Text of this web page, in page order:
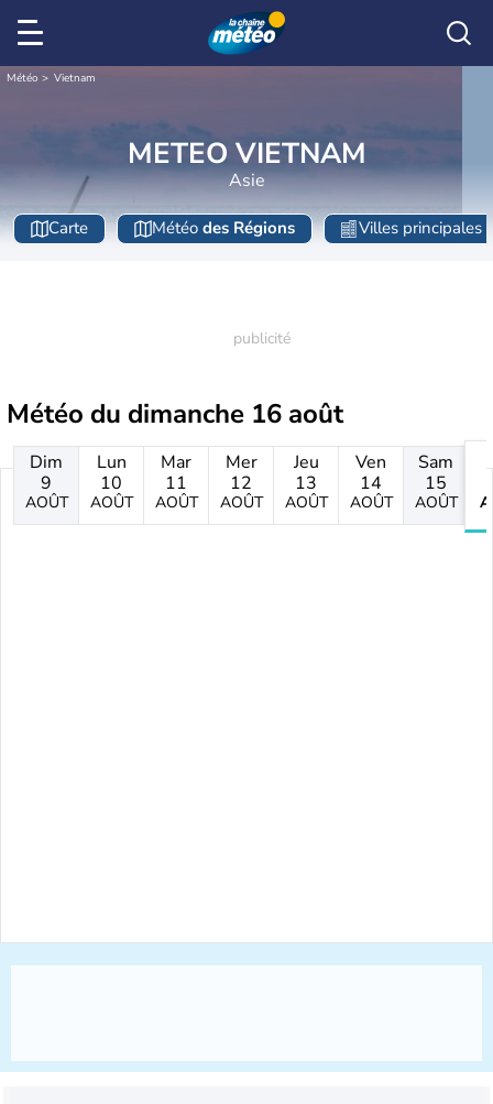
Météo Vietnam
METEO VIETNAM
Asie
Carte Météo des Régions Villes principales
Météo du dimanche 16 août
Dim
9
AOÛT
Lun
10
AOÛT
Mar
11
AOÛT
Mer
12
AOÛT
Jeu
13
AOÛT
Ven
14
AOÛT
Sam
15
AOÛT